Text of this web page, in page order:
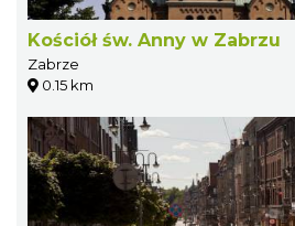
Kościół św. Anny w Zabrzu
Zabrze
0.15 km